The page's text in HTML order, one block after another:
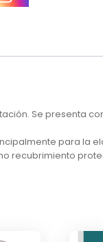
Se presenta
para la
recubrimiento